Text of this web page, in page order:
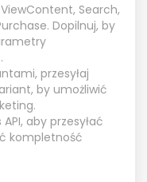
Search,
Dopilnuj, by
przesyłaj
by umożliwić
aby przesyłać
kompletność